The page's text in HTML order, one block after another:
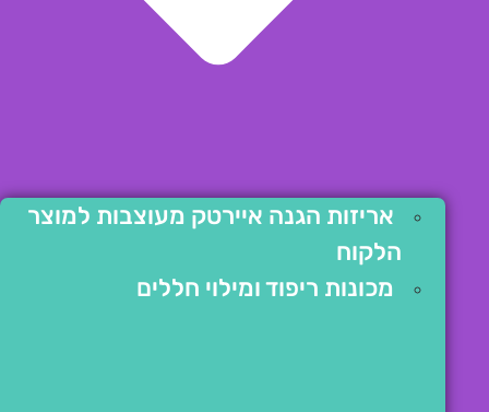
אריזות הגנה איירטק מעוצבות למוצר
הלקוח
מכונות ריפוד ומילוי חללים